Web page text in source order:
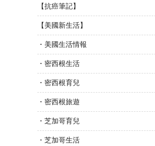
【抗癌筆記】
【美國新生活】
・美國生活情報
・密西根生活
・密西根育兒
・密西根旅遊
・芝加哥育兒
・芝加哥生活